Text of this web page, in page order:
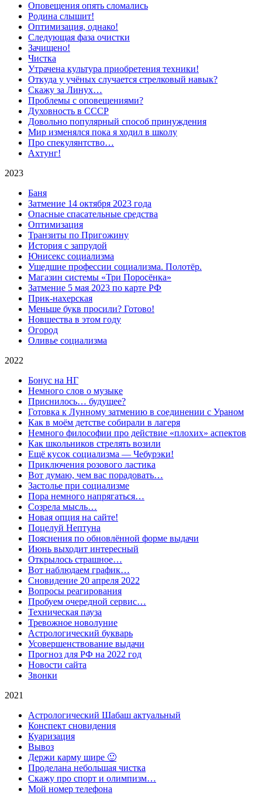
Оповещения опять сломались
Родина слышит!
Оптимизация, однако!
Следующая фаза очистки
Зачищено!
Чистка
Утрачена культура приобретения техники!
Откуда у учёных случается стрелковый навык?
Скажу за Линух…
Проблемы с оповещениями?
Духовность в СССР
Довольно популярный способ принуждения
Мир изменялся пока я ходил в школу
Про спекулянтство…
Ахтунг!
2023
Баня
Затмение 14 октября 2023 года
Опасные спасательные средства
Оптимизация
Транзиты по Пригожину
История с запрудой
Юнисекс социализма
Ушедшие профессии социализма. Полотёр.
Магазин системы «Три Поросёнка»
Затмение 5 мая 2023 по карте РФ
Прик-нахерская
Меньше букв просили? Готово!
Новшества в этом году
Огород
Оливье социализма
2022
Бонус на НГ
Немного слов о музыке
Приснилось… будущее?
Готовка к Лунному затмению в соединении с Ураном
Как в моём детстве собирали в лагеря
Немного философии про действие «плохих» аспектов
Как школьников стрелять возили
Ещё кусок социализма — Чебурэки!
Приключения розового ластика
Вот думаю, чем вас порадовать…
Застолье при социализме
Пора немного напрягаться…
Созрела мысль…
Новая опция на сайте!
Поцелуй Нептуна
Пояснения по обновлённой форме выдачи
Июнь выходит интересный
Открылось страшное…
Вот наблюдаем график…
Сновидение 20 апреля 2022
Вопросы реагирования
Пробуем очередной сервис…
Техническая пауза
Тревожное новолуние
Астрологический букварь
Усовершенствование выдачи
Прогноз для РФ на 2022 год
Новости сайта
Звонки
2021
Астрологический Шабаш актуальный
Конспект сновидения
Куаризация
Вывоз
Держи карму шире 🙂
Проделана небольшая чистка
Скажу про спорт и олимпизм…
Мой номер телефона